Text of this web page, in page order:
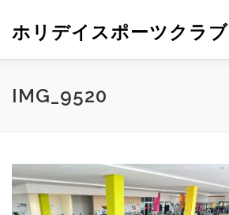
ホリデイスポーツクラブ
IMG_9520